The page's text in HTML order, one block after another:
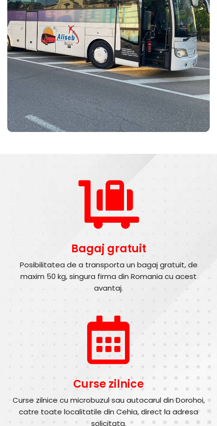
Bagaj gratuit
Posibilitatea de a transporta un bagaj gratuit, de
maxim 50 kg, singura firma din Romania cu acest
avantaj.
Curse zilnice
Curse zilnice cu microbuzul sau autocarul din Dorohoi,
catre toate localitatile din Cehia, direct la adresa
solicitata.